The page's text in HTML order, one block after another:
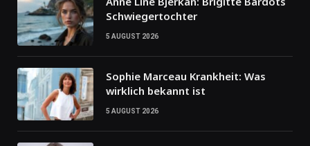
Schwiegertochter
5 AUGUST 2026
Sophie Marceau Krankheit: Was
wirklich bekannt ist
5 AUGUST 2026